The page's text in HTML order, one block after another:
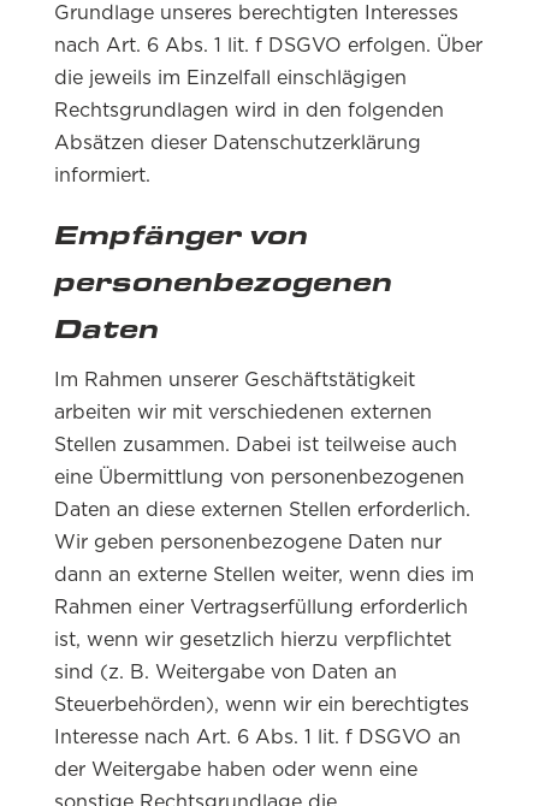
Grundlage unseres berechtigten Interesses
nach Art. 6 Abs. 1 lit. f DSGVO erfolgen. Über
die jeweils im Einzelfall einschlägigen
Rechtsgrundlagen wird in den folgenden
Absätzen dieser Datenschutzerklärung
informiert.
Empfänger von
personenbezogenen
Daten
Im Rahmen unserer Geschäftstätigkeit
arbeiten wir mit verschiedenen externen
Stellen zusammen. Dabei ist teilweise auch
eine Übermittlung von personenbezogenen
Daten an diese externen Stellen erforderlich.
Wir geben personenbezogene Daten nur
dann an externe Stellen weiter, wenn dies im
Rahmen einer Vertragserfüllung erforderlich
ist, wenn wir gesetzlich hierzu verpflichtet
sind (z. B. Weitergabe von Daten an
Steuerbehörden), wenn wir ein berechtigtes
Interesse nach Art. 6 Abs. 1 lit. f DSGVO an
der Weitergabe haben oder wenn eine